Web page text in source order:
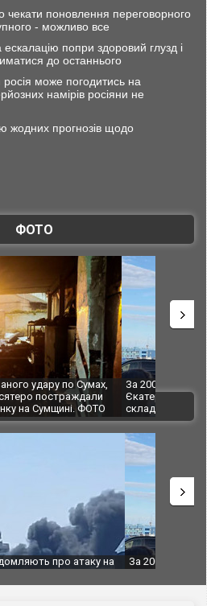
чекати поновлення переговорного
- можливо все
попри здоровий глузд і
до останнього
може погодитись на
намірів росіяни не
жодних прогнозів щодо
ФОТО
від кордону з Україною: в
атаки дронів загорівся
ФОТО. ВІДЕО
"Мої
ВІДЕО
від кордону з Україною: в
ФОТО. ВІДЕО
В